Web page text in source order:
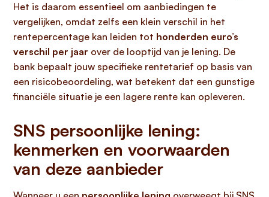
Het is daarom essentieel om aanbiedingen te
vergelijken, omdat zelfs een klein verschil in het
rentepercentage kan leiden tot honderden euro’s
verschil per jaar over de looptijd van je lening. De
bank bepaalt jouw specifieke rentetarief op basis van
een risicobeoordeling, wat betekent dat een gunstige
financiële situatie je een lagere rente kan opleveren.
SNS persoonlijke lening:
kenmerken en voorwaarden
van deze aanbieder